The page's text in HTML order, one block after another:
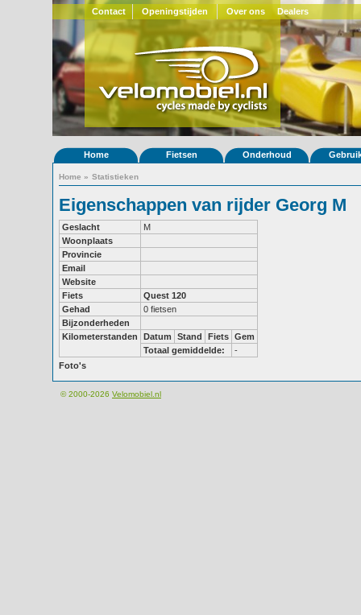
Contact Openingstijden Over ons Dealers
Home Fietsen Onderhoud
Home » Statistieken
Eigenschappen van rijder Georg M
Geslacht
M
Woonplaats
Provincie
Email
Website
Fiets
Quest 120
Gehad
0 fietsen
Bijzonderheden
Kilometerstanden
Datum Stand Fiets Gem
Totaal gemiddelde:
-
Foto's
© 2000-2026 Velomobiel.nl